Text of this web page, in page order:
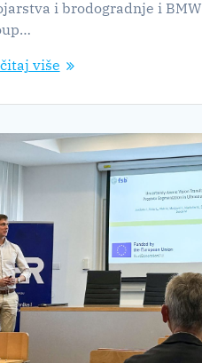
i brodogradnje i BMW
više